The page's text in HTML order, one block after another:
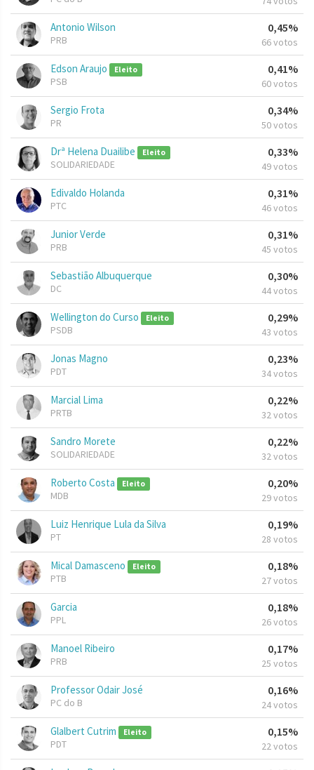
Antonio Wilson
PRB
0,45%
66 votos
Edson Araujo Eleito
PSB
0,41%
60 votos
Sergio Frota
PR
0,34%
50 votos
Drª Helena Duailibe Eleito
SOLIDARIEDADE
0,33%
49 votos
Edivaldo Holanda
PTC
0,31%
46 votos
Junior Verde
PRB
0,31%
45 votos
Sebastião Albuquerque
DC
0,30%
44 votos
Wellington do Curso Eleito
PSDB
0,29%
43 votos
Jonas Magno
PDT
0,23%
34 votos
Marcial Lima
PRTB
0,22%
32 votos
Sandro Morete
SOLIDARIEDADE
0,22%
32 votos
Roberto Costa Eleito
MDB
0,20%
29 votos
Luiz Henrique Lula da Silva
PT
0,19%
28 votos
Mical Damasceno Eleito
PTB
0,18%
27 votos
Garcia
PPL
0,18%
26 votos
Manoel Ribeiro
PRB
0,17%
25 votos
Professor Odair José
PC do B
0,16%
24 votos
Glalbert Cutrim Eleito
PDT
0,15%
22 votos